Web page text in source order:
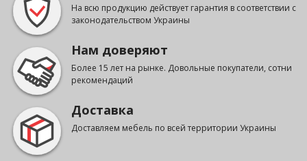
На всю продукцию действует гарантия в соответствии с
законодательством Украины
Нам доверяют
Более 15 лет на рынке. Довольные покупатели, сотни
рекомендаций
Доставка
Доставляем мебель по всей территории Украины